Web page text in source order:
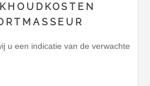
u een indicatie van de verwachte